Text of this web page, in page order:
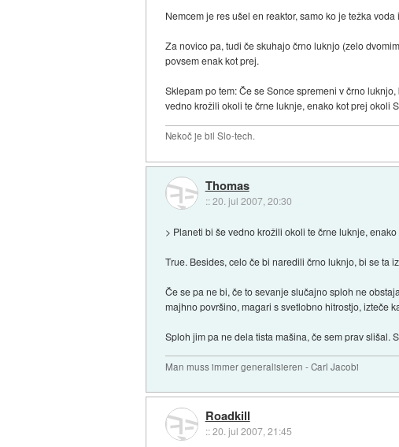
Nemcem je res ušel en reaktor, samo ko je težka
Za novico pa, tudi če skuhajo črno luknjo (zelo
povsem enak kot prej.
Sklepam po tem: Če se Sonce spremeni v črno
vedno krožili okoli te črne luknje, enako kot prej okoli
Nekoč je bil Slo-tech.
Thomas
::20. jul 2007, 20:30
> Planeti bi še vedno krožili okoli te črne luknje,
True. Besides, celo če bi naredili črno luknjo, bi se ta
Če se pa ne bi, če to sevanje slučajno sploh ne
majhno površino, magari s svetlobno hitrostjo, izteče
Sploh jim pa ne dela tista mašina, če sem prav slišal.
Man muss immer generalisieren - Carl Jacobi
Roadkill
::20. jul 2007, 21:45